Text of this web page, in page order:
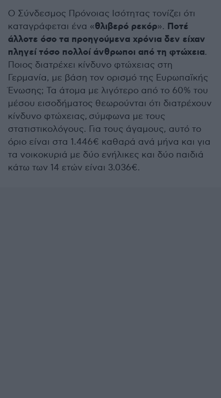
Ο Σύνδεσμος Πρόνοιας Ισότητας τονίζει ότι
καταγράφεται ένα «θλιβερό ρεκόρ». Ποτέ
άλλοτε όσο τα προηγούμενα χρόνια δεν είχαν
πληγεί τόσο πολλοί άνθρωποι από τη φτώχεια.
Ποιος διατρέχει κίνδυνο φτώχειας στη
Γερμανία, με βάση τον ορισμό της Ευρωπαϊκής
Ένωσης; Τα άτομα με λιγότερο από το 60% του
μέσου εισοδήματος θεωρούνται ότι διατρέχουν
κίνδυνο φτώχειας, σύμφωνα με τους
στατιστικολόγους. Για τους άγαμους, αυτό το
όριο είναι στα 1.446€ καθαρά ανά μήνα και για
τα νοικοκυριά με δύο ενήλικες και δύο παιδιά
κάτω των 14 ετών είναι 3.036€.